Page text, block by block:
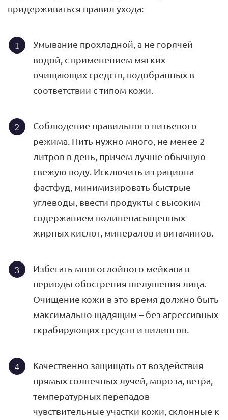
придерживаться правил ухода:
Умывание прохладной, а не горячей
водой, с применением мягких
очищающих средств, подобранных в
соответствии с типом кожи.
Соблюдение правильного питьевого
режима. Пить нужно много, не менее 2
литров в день, причем лучше обычную
свежую воду. Исключить из рациона
фастфуд, минимизировать быстрые
углеводы, ввести продукты с высоким
содержанием полиненасыщенных
жирных кислот, минералов и витаминов.
Избегать многослойного мейкапа в
периоды обострения шелушения лица.
Очищение кожи в это время должно быть
максимально щадящим – без агрессивных
скрабирующих средств и пилингов.
Качественно защищать от воздействия
прямых солнечных лучей, мороза, ветра,
температурных перепадов
чувствительные участки кожи, склонные к